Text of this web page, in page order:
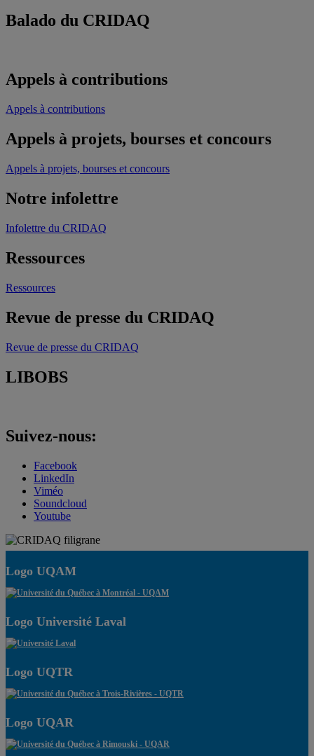
Balado du CRIDAQ
Appels à contributions
Appels à contributions
Appels à projets, bourses et concours
Appels à projets, bourses et concours
Notre infolettre
Infolettre du CRIDAQ
Ressources
Ressources
Revue de presse du CRIDAQ
Revue de presse du CRIDAQ
LIBOBS
Suivez-nous:
Facebook
LinkedIn
Viméo
Soundcloud
Youtube
Logo UQAM
Logo Université Laval
Logo UQTR
Logo UQAR